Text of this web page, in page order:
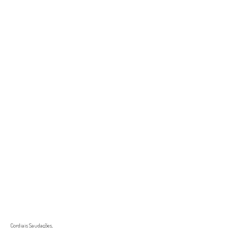
Cordiais Saudações,